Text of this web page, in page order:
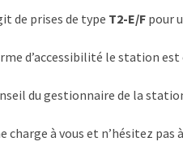
de prises de type T2-E/F pour
d’accessibilité le station est
du gestionnaire de la
charge à vous et n’hésitez